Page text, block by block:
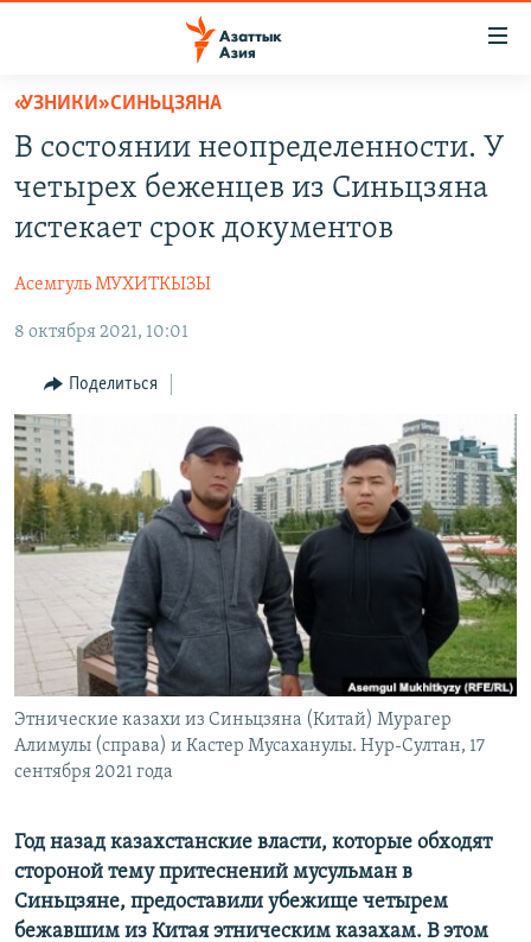
Вернуться
основному
содержанию
главной
навигации
Вернутся
поиску
ТАДЖИКИСТАН
ВОЙНА В УКРАИНЕ
ҚАЗАҚША
КЫРГЫЗЧА
ЎЗБЕКЧА
ТОҶИКӢ
TÜRKMENÇE
ПОДПИШИТЕСЬ НА НАС В СОЦСЕТЯХ
Все сайты РСЕ/РС
«УЗНИКИ» СИНЬЦЗЯНА
В состоянии неопределенности. У
четырех беженцев из Синьцзяна
истекает срок документов
Асемгуль МУХИТКЫЗЫ
8 октября 2021, 10:01
Поделиться
Этнические казахи из Синьцзяна (Китай) Мурагер
Алимулы (справа) и Кастер Мусаханулы. Нур-Султан, 17
сентября 2021 года
Год назад казахстанские власти, которые обходят
стороной тему притеснений мусульман в
Синьцзяне, предоставили убежище четырем
бежавшим из Китая этническим казахам. В этом